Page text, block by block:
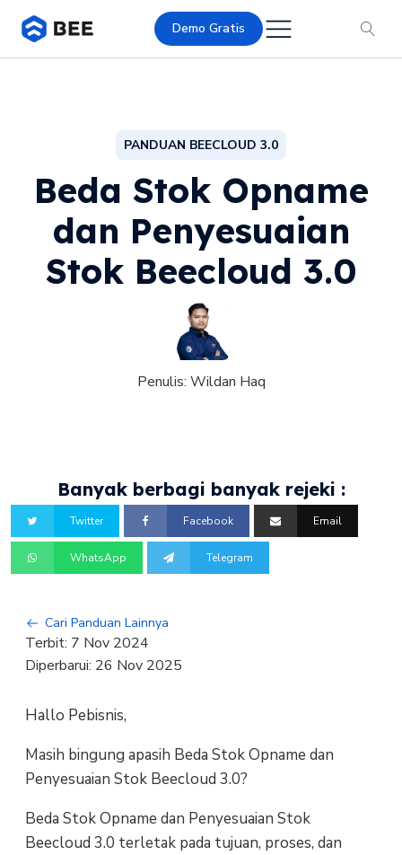
Demo Gratis
PANDUAN BEECLOUD 3.0
Beda Stok Opname
dan Penyesuaian
Stok Beecloud 3.0
Penulis: Wildan Haq
Banyak berbagi banyak rejeki :
Twitter Facebook Email
WhatsApp Telegram
Cari Panduan Lainnya
Terbit: 7 Nov 2024
Diperbarui: 26 Nov 2025
Hallo Pebisnis,
Masih bingung apasih Beda Stok Opname dan
Penyesuaian Stok Beecloud 3.0?
Beda Stok Opname dan Penyesuaian Stok
Beecloud 3.0 terletak pada tujuan, proses, dan